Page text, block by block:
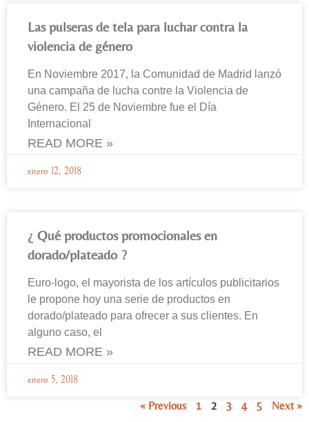
Las pulseras de tela para luchar contra la
violencia de género
En Noviembre 2017, la Comunidad de Madrid lanzó
una campaña de lucha contre la Violencia de
Género. El 25 de Noviembre fue el Día
Internacional
READ MORE »
enero 12, 2018
¿ Qué productos promocionales en
dorado/plateado ?
Euro-logo, el mayorista de los artículos publicitarios
le propone hoy una serie de productos en
dorado/plateado para ofrecer a sus clientes. En
alguno caso, el
READ MORE »
enero 5, 2018
« Previous 1 2 3 4 5 Next »